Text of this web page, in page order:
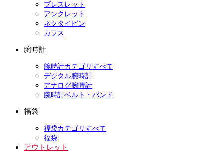
ブレスレット
アンクレット
ネクタイピン
カフス
腕時計
腕時計カテゴリすべて
デジタル腕時計
アナログ腕時計
腕時計ベルト・バンド
福袋
福袋カテゴリすべて
福袋
アウトレット